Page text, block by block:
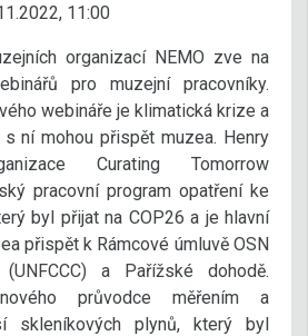
11:00
organizací NEMO zve na
pro muzejní pracovníky.
webináře je klimatická krize a
ní mohou přispět muzea. Henry
Curating Tomorrow
pracovní program opatření ke
byl přijat na COP26 a je hlavní
přispět k Rámcové úmluvě OSN
a Pařížské dohodě.
průvodce měřením a
skleníkových plynů, který byl